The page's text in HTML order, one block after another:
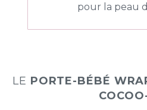
pour la peau
LE PORTE-BÉBÉ